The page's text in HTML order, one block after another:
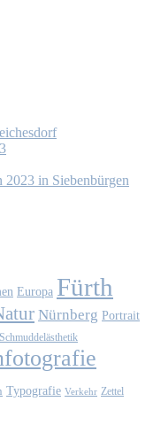
2023 in Sie­ben­bür­gen
Europa Fürth
Nürnberg Portrait
Schmuddelästhetik
Typografie Verkehr Zettel